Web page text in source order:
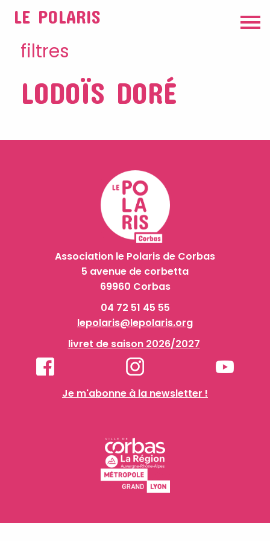
LE POLARIS
filtres
LODOÏS DORÉ
Association le Polaris de Corbas
5 avenue de corbetta
69960 Corbas
04 72 51 45 55
lepolaris@lepolaris.org
livret de saison 2026/2027
Je m'abonne à la newsletter !